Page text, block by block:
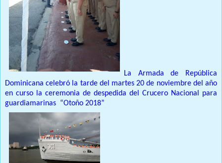
La Armada de República
Dominicana celebró la tarde del martes 20 de noviembre del año
en curso la ceremonia de despedida del Crucero Nacional para
guardiamarinas “Otoño 2018”